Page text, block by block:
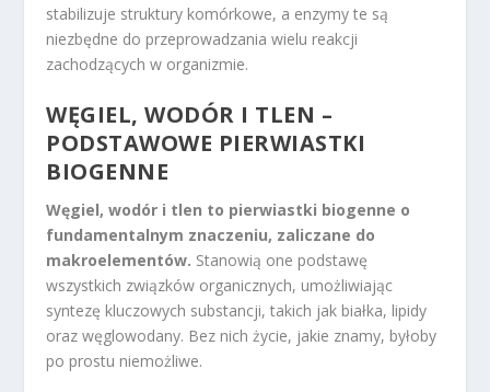
stabilizuje struktury komórkowe, a enzymy te są
niezbędne do przeprowadzania wielu reakcji
zachodzących w organizmie.
WĘGIEL, WODÓR I TLEN –
PODSTAWOWE PIERWIASTKI
BIOGENNE
Węgiel, wodór i tlen to pierwiastki biogenne o
fundamentalnym znaczeniu, zaliczane do
makroelementów. Stanowią one podstawę
wszystkich związków organicznych, umożliwiając
syntezę kluczowych substancji, takich jak białka, lipidy
oraz węglowodany. Bez nich życie, jakie znamy, byłoby
po prostu niemożliwe.